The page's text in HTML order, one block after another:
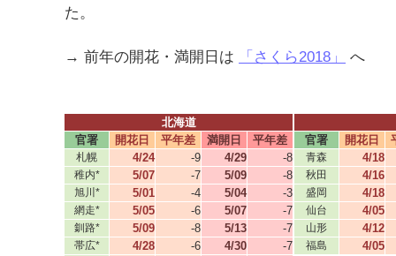
た。
→ 前年の開花・満開日は 「さくら2018」 へ
北海道
官署
開花日 平年差 満開日 平年差
札幌 4/24 -9 4/29 -8
稚内* 5/07 -7 5/09 -8
旭川* 5/01 -4 5/04 -3
網走* 5/05 -6 5/07 -7
釧路* 5/09 -8 5/13 -7
帯広* 4/28 -6 4/30 -7
官署 開花日
青森 4/18
秋田 4/16
盛岡 4/18
仙台 4/05
山形 4/12
福島 4/05